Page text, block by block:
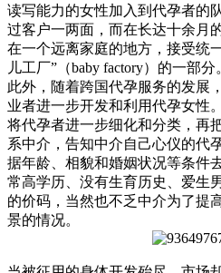
读写能力的女性加入到代孕者的
过客户一两面，而在长达十余月
在一个远离家庭的地方，接受统
儿工厂”（baby factory）的一部分
此外，随着跨国代孕服务的发展
业者进一步开发和利用代孕女性
将代孕者进一步细化和分类，再
系中介，告知中介自己心仪的代
据年龄、相貌和婚姻状况等条件
常高学历、没有生育历史、爱生
的价码，当然也不乏中介为了提
景的情况。